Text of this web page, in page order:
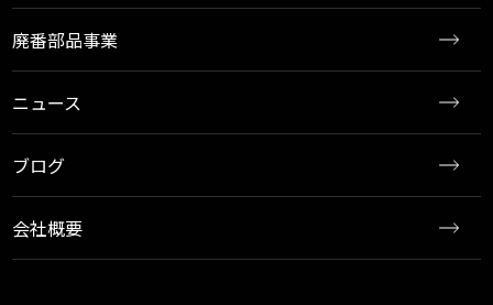
廃番部品事業
ニュース
ブログ
会社概要